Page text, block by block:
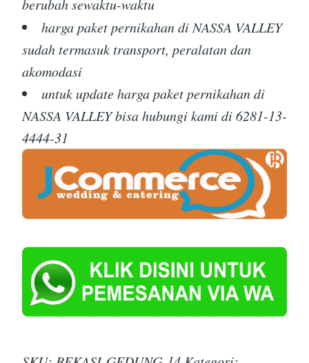
berubah sewaktu-waktu
harga paket pernikahan di NASSA VALLEY
sudah termasuk transport, peralatan dan
akomodasi
untuk update harga paket pernikahan di
NASSA VALLEY bisa hubungi kami di 6281-13-
4444-31